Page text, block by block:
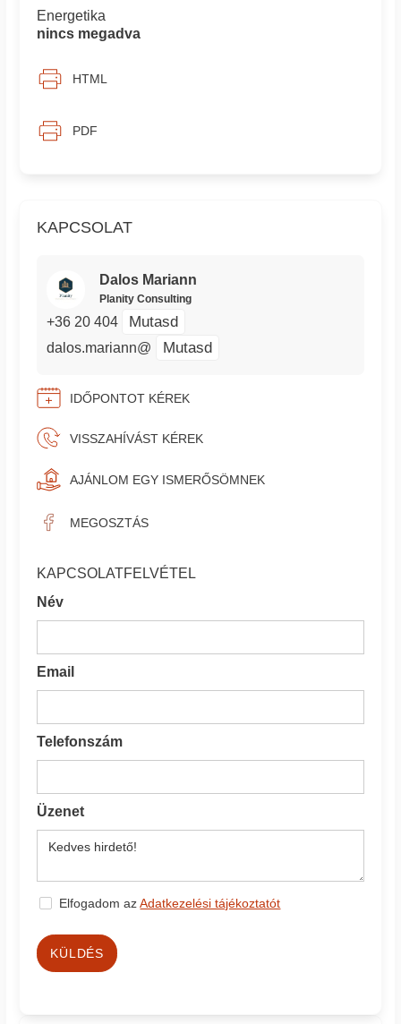
KAPCSOLAT
Dalos Mariann
Planity Consulting
+36 20 404 Mutasd
dalos.mariann@ Mutasd
IDŐPONTOT KÉREK
VISSZAHÍVÁST KÉREK
AJÁNLOM EGY ISMERŐSÖMNEK
MEGOSZTÁS
KAPCSOLATFELVÉTEL
Név
Email
Telefonszám
Üzenet
Elfogadom azAdatkezelési tájékoztatót
KÜLDÉS
Energetika
nincs megadva
HTML
PDF